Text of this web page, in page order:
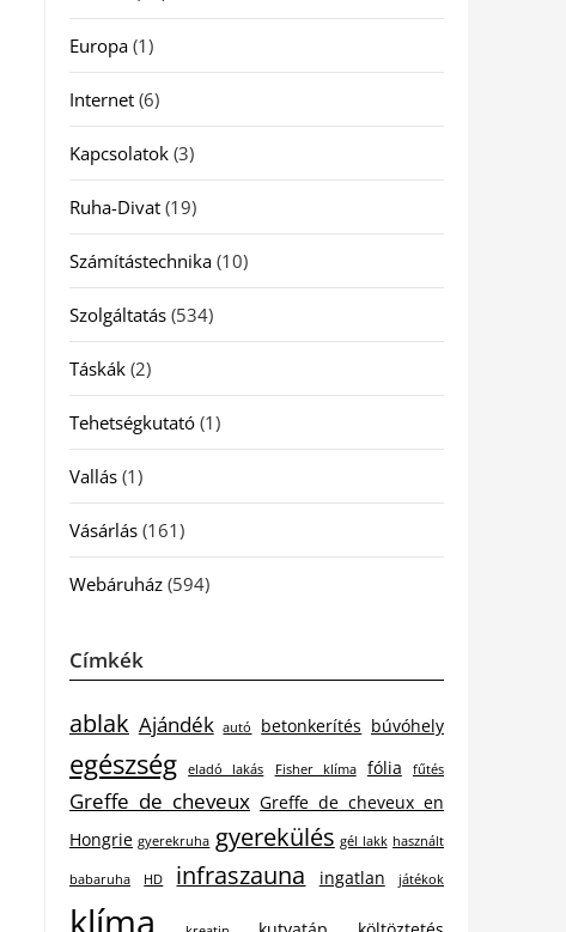
Europa(1)
Internet(6)
Kapcsolatok(3)
Ruha-Divat(19)
Számítástechnika(10)
Szolgáltatás(534)
Táskák(2)
Tehetségkutató(1)
Vallás(1)
Vásárlás(161)
Webáruház(594)
Címkék
ablak Ajándék autó betonkerítés búvóhely
egészség eladó lakás Fisher klíma fólia fűtés
Greffe de cheveux Greffe de cheveux en
Hongrie gyerekruha gyerekülés gél lakk használt
babaruha HD infraszauna ingatlan játékok
klíma